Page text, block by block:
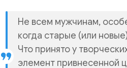
Не всем мужчинам,
когда старые (или
Что принято у
элемент привнесенной